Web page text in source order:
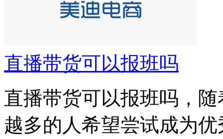
直播带货可以报班吗
直播带货可以报班吗，
越多的人希望尝试成为